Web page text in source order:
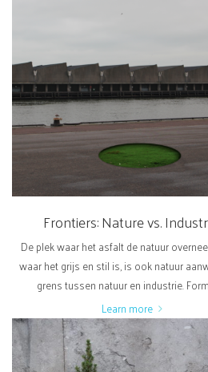
Frontiers: Nature vs.
De plek waar het asfalt de natuur
waar het grijs en stil is, is ook natuur
grens tussen natuur en industrie.
Learn more